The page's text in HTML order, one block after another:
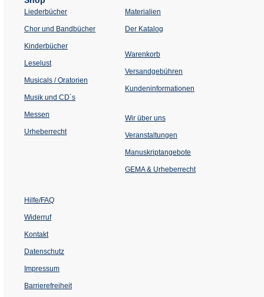
Liederbücher
Chor und Bandbücher
Kinderbücher
Leselust
Musicals / Oratorien
Musik und CD´s
Messen
Urheberrecht
Materialien
Der Katalog
Warenkorb
Versandgebühren
Kundeninformationen
Wir über uns
Veranstaltungen
einem
Tab)
Manuskriptangebote
GEMA & Urheberrecht
Hilfe/FAQ
Widerruf
Kontakt
Datenschutz
Impressum
Barrierefreiheit